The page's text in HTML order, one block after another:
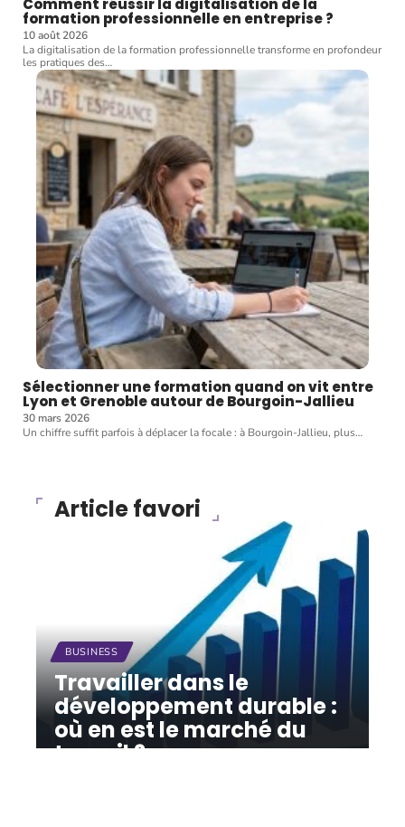
Comment réussir la digitalisation de la
formation professionnelle en entreprise ?
10 août 2026
La digitalisation de la formation professionnelle transforme en profondeur
les pratiques des…
Sélectionner une formation quand on vit entre
Lyon et Grenoble autour de Bourgoin-Jallieu
30 mars 2026
Un chiffre suffit parfois à déplacer la focale : à Bourgoin-Jallieu, plus…
Article favori
BUSINESS
Travailler dans le
développement durable :
où en est le marché du
travail ?